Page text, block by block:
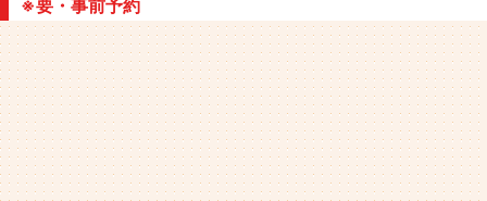
※要・事前予約